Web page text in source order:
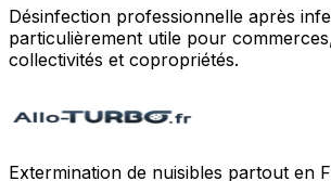
Désinfection professionnelle après
particulièrement utile pour
collectivités et copropriétés.
Extermination de nuisibles partout en